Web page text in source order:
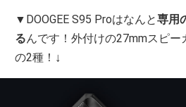
▼DOOGEE S95 Proはなんと専用
るんです！外付けの27mmスピー
の2種！ ↓